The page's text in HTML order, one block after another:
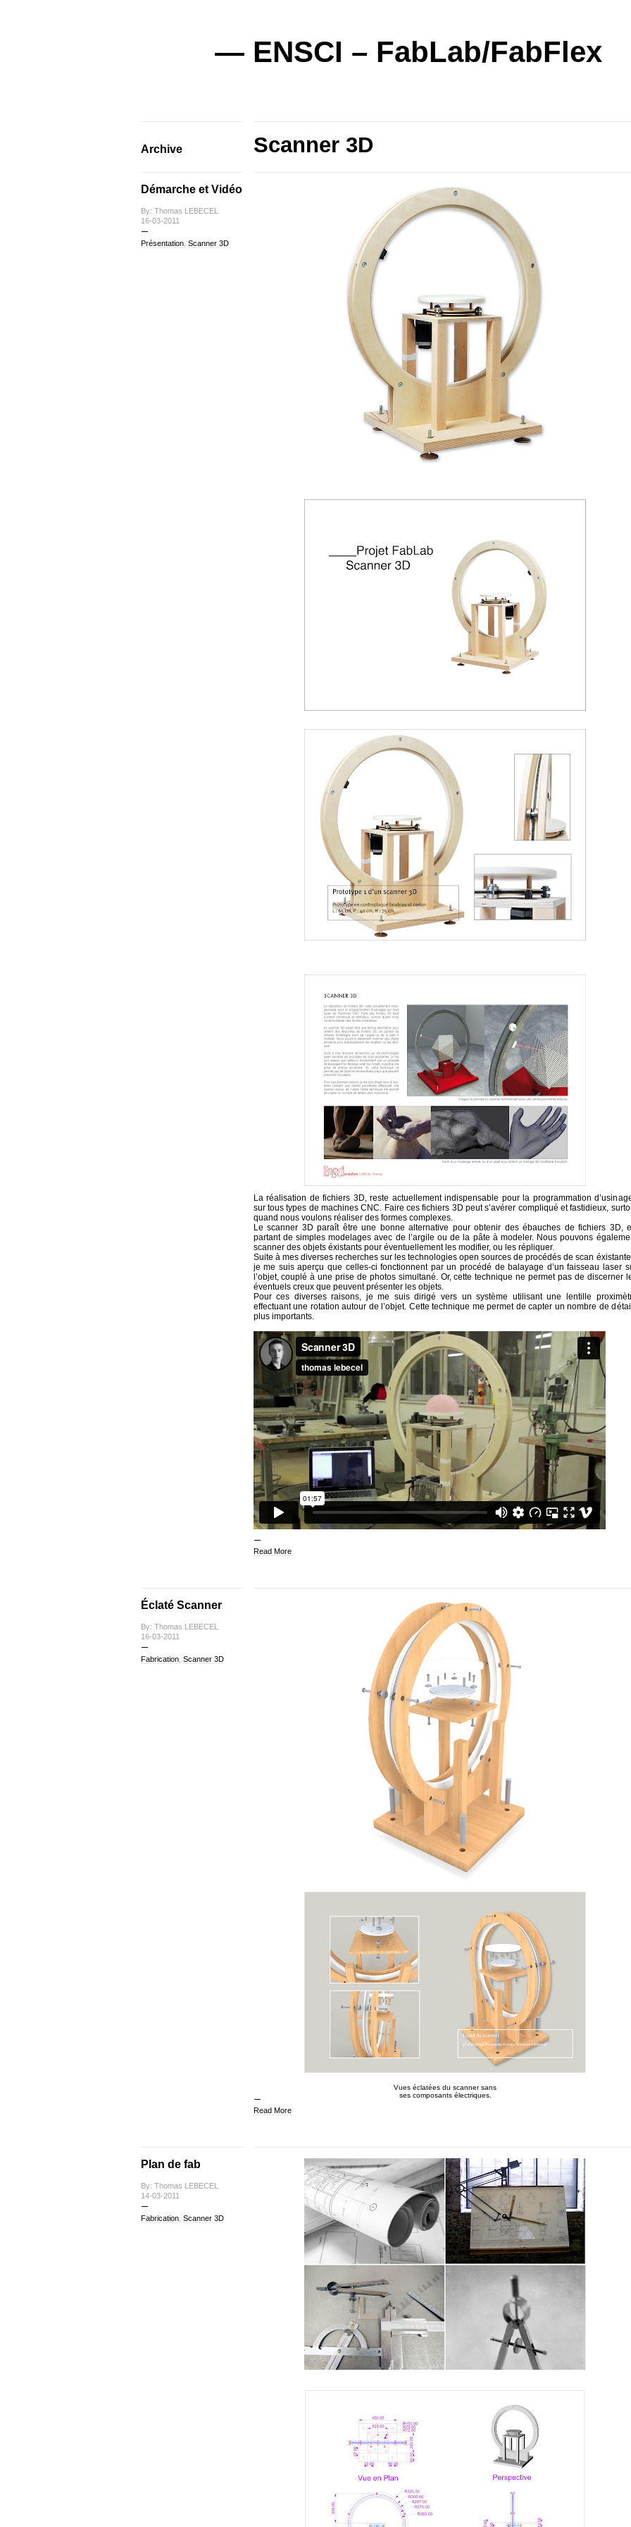
— ENSCI – FabLab/FabFlex
Archive Scanner 3D
Démarche et Vidéo
By: Thomas LEBECEL
16-03-2011
Présentation, Scanner 3D
La réalisation de fichiers 3D, reste actuellement indispensable pour la programmation
sur tous types de machines CNC. Faire ces fichiers 3D peut s’avérer compliqué et fastidieux,
quand nous voulons réaliser des formes complexes.
Le scanner 3D paraît être une bonne alternative pour obtenir des ébauches de fichiers 3D,
partant de simples modelages avec de l’argile ou de la pâte à modeler. Nous pouvons
scanner des objets éxistants pour éventuellement les modifier, ou les répliquer.
Suite à mes diverses recherches sur les technologies open sources de procédés de scan
je me suis aperçu que celles-ci fonctionnent par un procédé de balayage d’un faisseau laser
l’objet, couplé à une prise de photos simultané. Or, cette technique ne permet pas de discerner
éventuels creux que peuvent présenter les objets.
Pour ces diverses raisons, je me suis dirigé vers un système utilisant une lentille
effectuant une rotation autour de l’objet. Cette technique me permet de capter un nombre de
plus importants.
Read More
Éclaté Scanner
By: Thomas LEBECEL
16-03-2011
Fabrication, Scanner 3D
Vues éclatées du scannersans
ses composants électriques.
Read More
Plan de fab
By: Thomas LEBECEL
14-03-2011
Fabrication, Scanner 3D